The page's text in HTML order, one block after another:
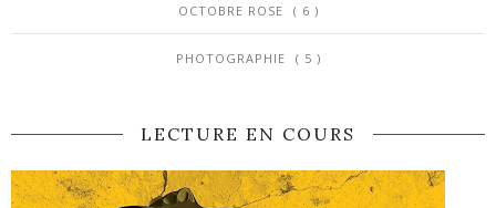
OCTOBRE ROSE ( 6 )
PHOTOGRAPHIE ( 5 )
LECTURE EN COURS